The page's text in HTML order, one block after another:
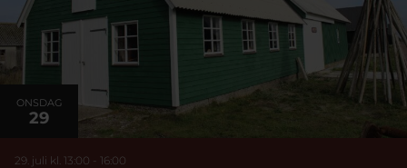
ONSDAG
29
29. juli kl. 13:00 - 16:00